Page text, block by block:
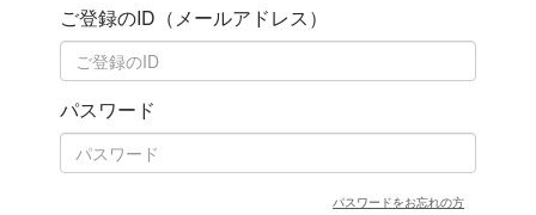
ご登録のID（メールアドレス）
パスワード
パスワードをお忘れの方